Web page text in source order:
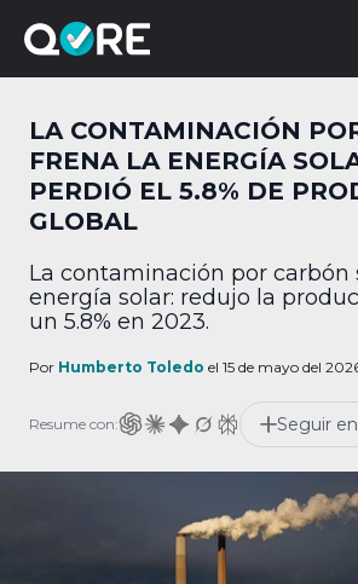
LA CONTAMINACIÓN
FRENA LA ENERGÍA
PERDIÓ EL 5.8% DE
GLOBAL
La contaminación por carbón
energía solar: redujo la
un 5.8% en 2023.
Por Humberto Toledo el 15 de mayo del
Resume con: Seguir en